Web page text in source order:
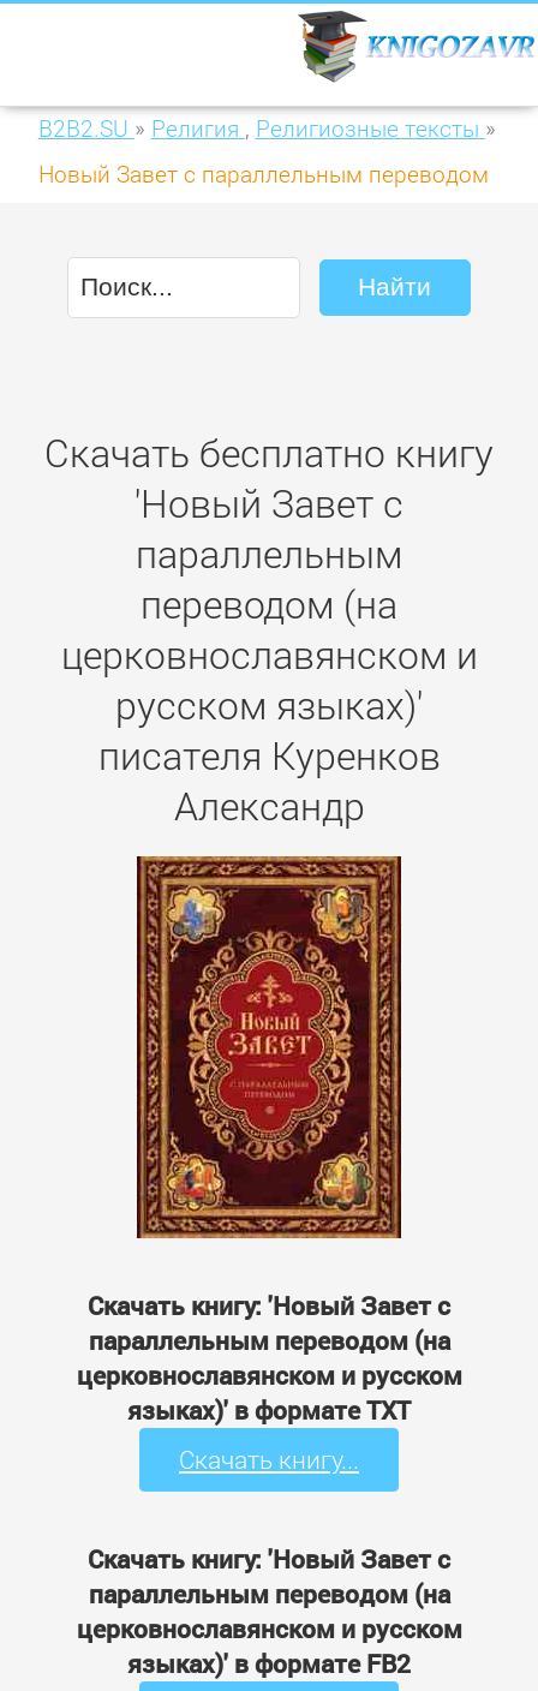
B2B2.SU » Религия , Религиозные тексты »
Новый Завет с параллельным переводом
языках)
Скачать бесплатно книгу
'Новый Завет с
параллельным
переводом (на
церковнославянском и
русском языках)'
писателя Куренков
Александр
Скачать книгу: 'Новый Завет с
параллельным переводом (на
церковнославянском и русском
языках)' в формате TXT
Скачать книгу...
Скачать книгу: 'Новый Завет с
параллельным переводом (на
церковнославянском и русском
языках)' в формате FB2